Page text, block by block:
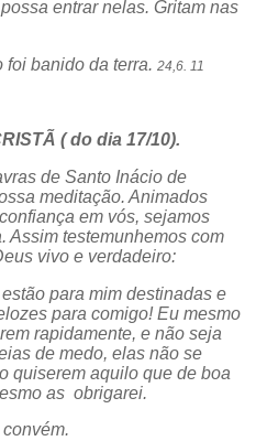
entrar nelas. Gritam nas
banido da terra. 24,6. 11
( do dia 17/10).
de Santo Inácio de
meditação. Animados
em vós, sejamos
Assim testemunhemos com
vivo e verdadeiro:
para mim destinadas e
para comigo! Eu mesmo
rapidamente, e não seja
de medo, elas não se
quiserem aquilo que de boa
as obrigarei.